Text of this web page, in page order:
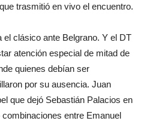
trasmitió en vivo el encuentro.
el clásico ante Belgrano. Y el DT
atención especial de mitad de
quienes debían ser
por su ausencia. Juan
que dejó Sebastián Palacios en
entre Emanuel